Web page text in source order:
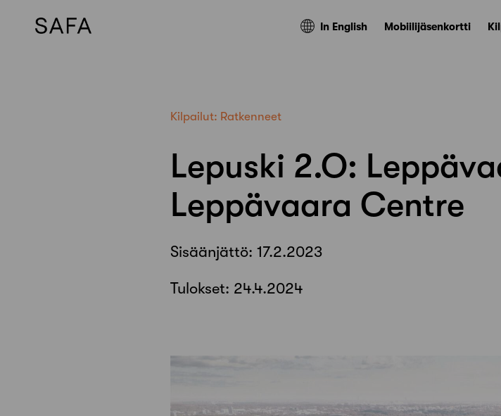
In English Mobiilijäsenkortti
Kilpailut: Ratkenneet
Lepuski 2.O:
Leppävaara Centre
Sisäänjättö: 17.2.2023
Tulokset: 24.4.2024